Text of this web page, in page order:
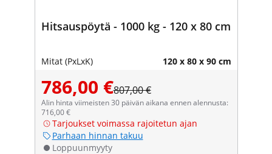
Hitsauspöytä - 1000 kg - 120 x 80 cm
Mitat (PxLxK) 120 x 80 x 90 cm
786,00 €807,00 €
Alin hinta viimeisten 30 päivän aikana ennen alennusta:
716,00 €
Tarjoukset voimassa rajoitetun ajan
Parhaan hinnan takuu
Loppuunmyyty